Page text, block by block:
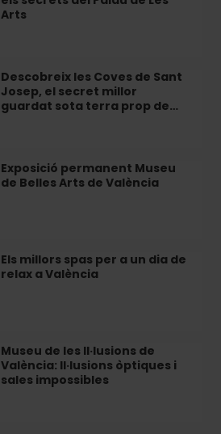
Arts
Descobreix les Coves de Sant
Josep, el secret millor
guardat sota terra prop de…
Exposició permanent Museu
de Belles Arts de València
Els millors spas per a un dia de
relax a València
Museu de les Il·lusions de
València: Il·lusions òptiques i
sales impossibles